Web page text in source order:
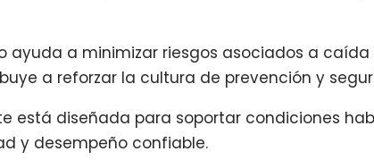
ayuda a minimizar riesgos asociados a
a reforzar la cultura de prevención y
está diseñada para soportar condiciones
y desempeño confiable.